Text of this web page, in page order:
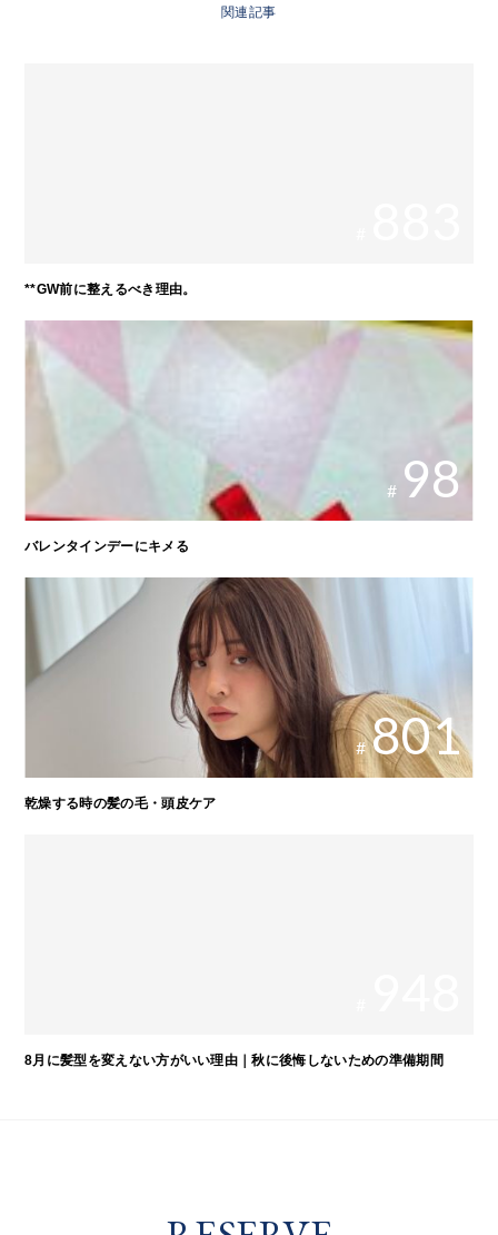
関連記事
**GW前に整えるべき理由。
# 98
バレンタインデーにキメる
# 801
乾燥する時の髪の毛・頭皮ケア
8月に髪型を変えない方がいい理由｜秋に後悔しないための準備期間